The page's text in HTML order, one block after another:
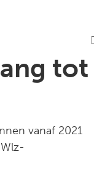
tot
vanaf 2021